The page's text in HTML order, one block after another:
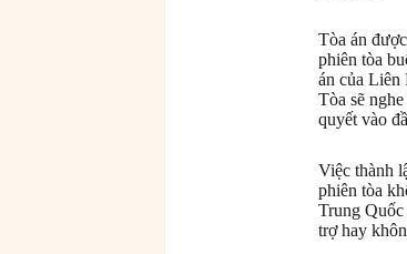
Tòa án
phiên tòa
án của Liên
Tòa sẽ
quyết vào
Việc thành
phiên tòa
Trung
trợ hay